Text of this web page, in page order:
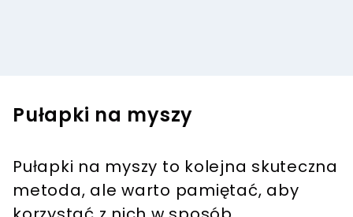
Pułapki na myszy
Pułapki na myszy to kolejna skuteczna
metoda, ale warto pamiętać, aby